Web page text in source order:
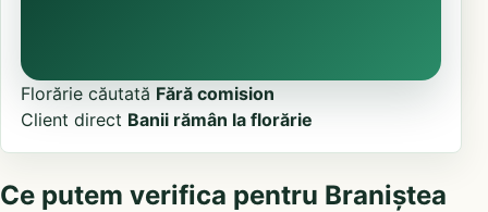
Florărie căutată Fără comision
Client direct Banii rămân la florărie
Ce putem verifica pentru Braniștea